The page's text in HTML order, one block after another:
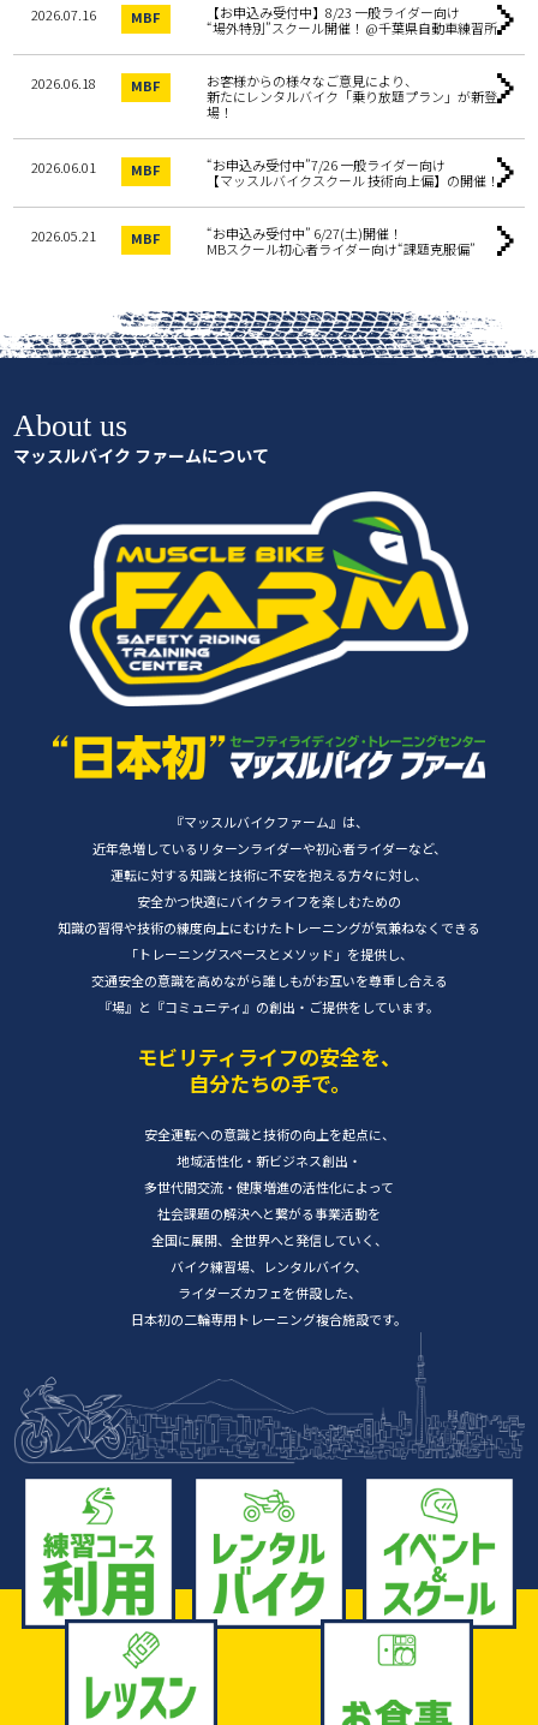
2026.07.16 MBF
【お申込み受付中】8/23 一般ライダー向け
“場外特別”スクール開催！ @千葉県自動車練習所
2026.06.18 MBF
お客様からの様々なご意見により、
新たにレンタルバイク「乗り放題プラン」が新登
場！
2026.06.01 MBF
“お申込み受付中”7/26 一般ライダー向け
【マッスルバイクスクール 技術向上偏】の開催！
2026.05.21 MBF
“お申込み受付中” 6/27(土)開催！
MBスクール初心者ライダー向け“課題克服偏”
マッスルバイク ファームについて
『マッスルバイクファーム』は、
近年急増しているリターンライダーや初心者ライダーなど、
運転に対する知識と技術に不安を抱える方々に対し、
安全かつ快適にバイクライフを楽しむための
知識の習得や技術の練度向上にむけた トレーニングが気兼ねなくできる
「トレーニングスペースとメソッド」を提供し、
交通安全の意識を高めながら誰しもがお互いを尊重し合える
『場』と『コミュニティ』の創出・ご提供をしています。
モビリティライフの安全を、
自分たちの手で。
安全運転への意識と技術の向上を起点に、
地域活性化・新ビジネス創出・
多世代間交流・健康増進の活性化によって
社会課題の解決へと繋がる事業活動を
全国に展開、全世界へと発信していく、
バイク練習場、レンタルバイク、
ライダーズカフェを併設した、
日本初の二輪専用トレーニング複合施設です。